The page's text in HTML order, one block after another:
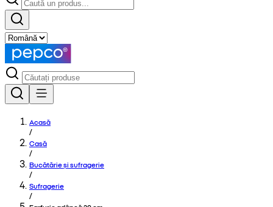
Acasă
/
Casă
/
Bucătărie și sufragerie
/
Sufragerie
/